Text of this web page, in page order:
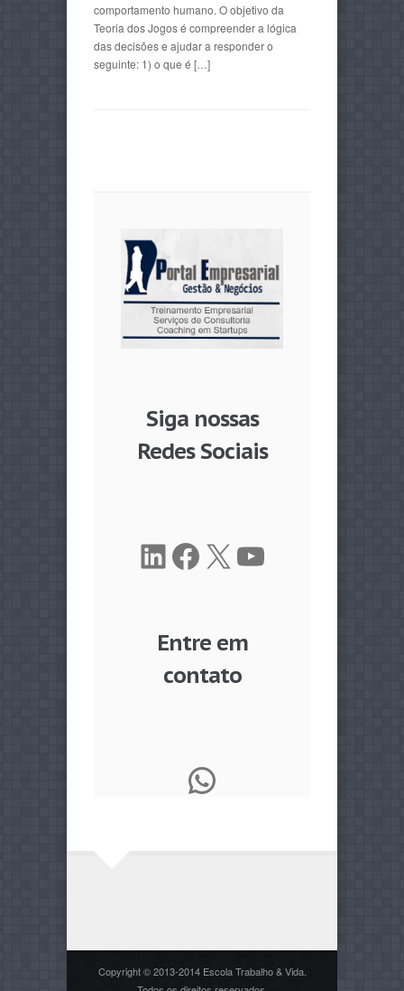
comportamento humano. O objetivo da
Teoria dos Jogos é compreender a lógica
das decisões e ajudar a responder o
seguinte: 1) o que é […]
Siga nossas
Redes Sociais
LinkedIn
Facebook
X Youtube
Entre em
contato
WhatsApp
Copyright © 2013-2014 Escola Trabalho & Vida.